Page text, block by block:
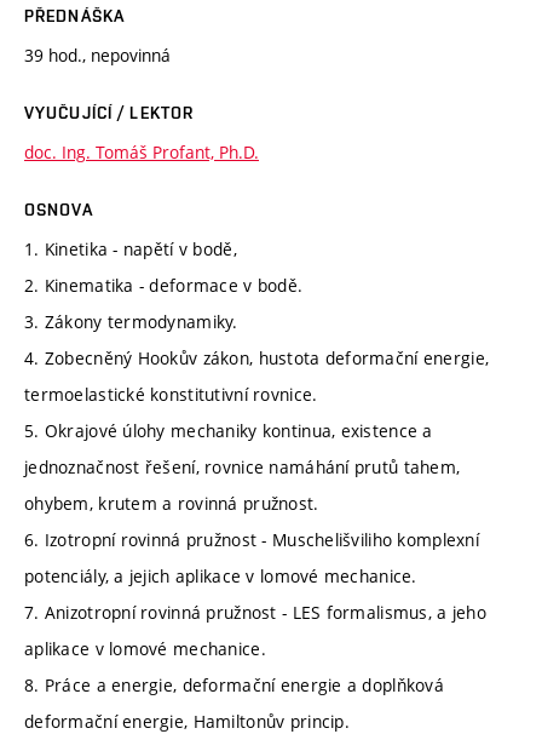
PŘEDNÁŠKA
39 hod., nepovinná
VYUČUJÍCÍ / LEKTOR
doc. Ing. Tomáš Profant, Ph.D.
OSNOVA
1. Kinetika - napětí v bodě,
2. Kinematika - deformace v bodě.
3. Zákony termodynamiky.
4. Zobecněný Hookův zákon, hustota deformační energie,
termoelastické konstitutivní rovnice.
5. Okrajové úlohy mechaniky kontinua, existence a
jednoznačnost řešení, rovnice namáhání prutů tahem,
ohybem, krutem a rovinná pružnost.
6. Izotropní rovinná pružnost - Muschelišviliho komplexní
potenciály, a jejich aplikace v lomové mechanice.
7. Anizotropní rovinná pružnost - LES formalismus, a jeho
aplikace v lomové mechanice.
8. Práce a energie, deformační energie a doplňková
deformační energie, Hamiltonův princip.